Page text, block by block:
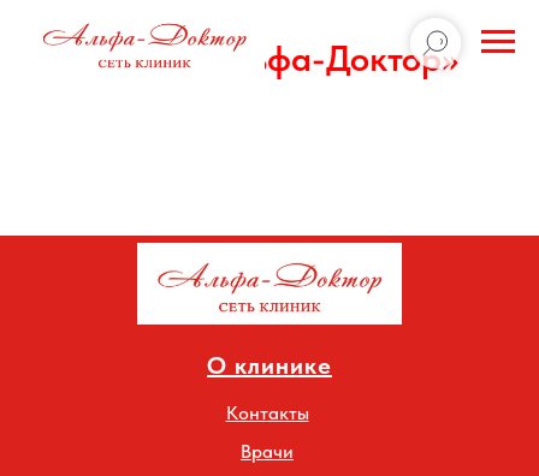
Врачи«Альфа-Доктор»
О клинике
Контакты
Врачи